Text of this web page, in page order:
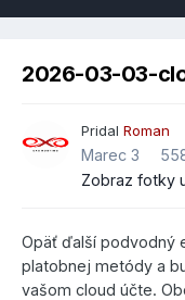
2026-03-03-
Pridal Roman
Marec 3
Zobraz fotky
Opäť ďalší podvodný
platobnej metódy a
vašom cloud účte.